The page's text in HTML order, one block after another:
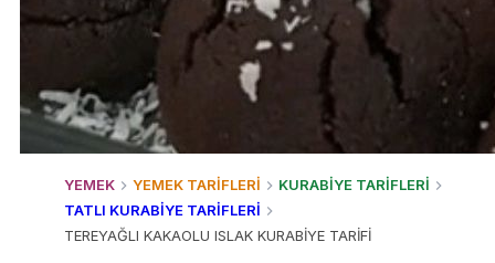
YEMEK YEMEK TARİFLERİ
KURABİYE TARİFLERİ
TATLI KURABİYE TARİFLERİ
TEREYAĞLI KAKAOLU ISLAK KURABİYE TARİFİ